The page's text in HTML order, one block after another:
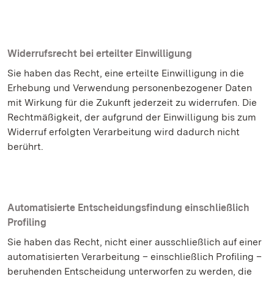
Widerrufsrecht bei erteilter Einwilligung
Sie haben das Recht, eine erteilte Einwilligung in die
Erhebung und Verwendung personenbezogener Daten
mit Wirkung für die Zukunft jederzeit zu widerrufen. Die
Rechtmäßigkeit, der aufgrund der Einwilligung bis zum
Widerruf erfolgten Verarbeitung wird dadurch nicht
berührt.
Automatisierte Entscheidungsfindung einschließlich
Profiling
Sie haben das Recht, nicht einer ausschließlich auf einer
automatisierten Verarbeitung – einschließlich Profiling –
beruhenden Entscheidung unterworfen zu werden, die